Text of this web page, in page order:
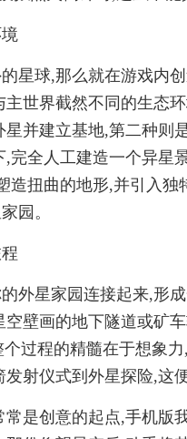
星球,那么就在游戏内
世界截然不同的生态
并建立基地,第二种则
完全人工建造一个异星
造扭曲的地形,并引入
园。
外星家园连接起来,形
壁画的地下隧道或矿
过程的精髓在于想象
射仪式到外星探险,这
是创意的起点,手机版